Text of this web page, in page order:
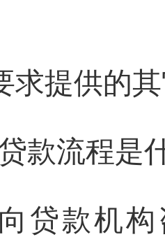
求提供的
款流程是
贷款机